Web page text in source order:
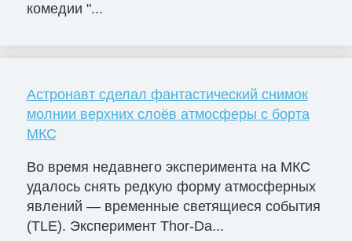
комедии "...
Астронавт сделал фантастический снимок
молнии верхних слоёв атмосферы с борта
МКС
Во время недавнего эксперимента на МКС
удалось снять редкую форму атмосферных
явлений — временные светящиеся события
(TLE). Эксперимент Thor-Da...